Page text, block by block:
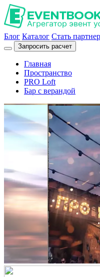
Блог Каталог Стать
Запросить расчет
Главная
Пространство
PRO Loft
Бар с верандой